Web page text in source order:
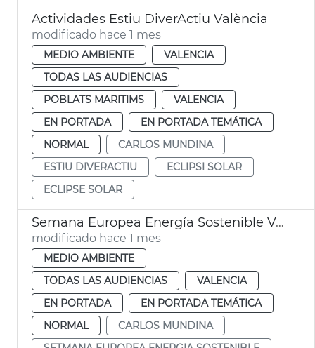
Actividades Estiu DiverActiu València
modificado hace 1 mes
MEDIO AMBIENTE
VALENCIA
TODAS LAS AUDIENCIAS
POBLATS MARITIMS
VALENCIA
EN PORTADA
EN PORTADA TEMÁTICA
NORMAL
CARLOS MUNDINA
ESTIU DIVERACTIU
ECLIPSI SOLAR
ECLIPSE SOLAR
Semana Europea Energía Sostenible València
modificado hace 1 mes
MEDIO AMBIENTE
TODAS LAS AUDIENCIAS
VALENCIA
EN PORTADA
EN PORTADA TEMÁTICA
NORMAL
CARLOS MUNDINA